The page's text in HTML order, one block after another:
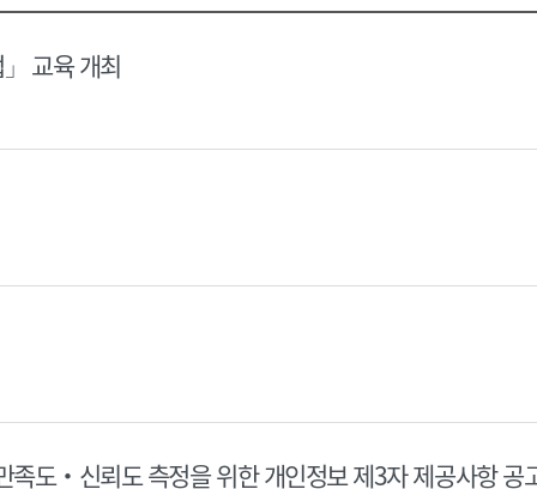
력
교육 개최
족도‧신뢰도 측정을 위한 개인정보 제3자 제공사항 공